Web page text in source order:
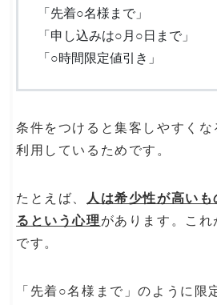
「先着○名様まで」
「申し込みは○月○日まで」
「○時間限定値引き」
条件をつけると集客しやすく
利用しているためです。
たとえば、
人は希少性が高い
るという心理 があります。これ
です。
「先着○名様まで」のように限